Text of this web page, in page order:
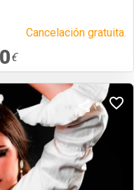
Cancelación gratuita.
€